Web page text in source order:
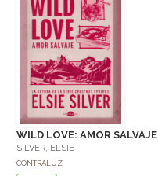
WILD LOVE: AMOR SALVAJE
SILVER, ELSIE
CONTRALUZ